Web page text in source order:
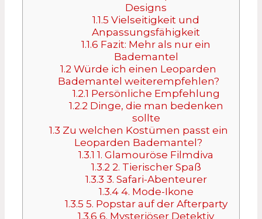
Designs
1.1.5 Vielseitigkeit und
Anpassungsfähigkeit
1.1.6 Fazit: Mehr als nur ein
Bademantel
1.2 Würde ich einen Leoparden
Bademantel weiterempfehlen?
1.2.1 Persönliche Empfehlung
1.2.2 Dinge, die man bedenken
sollte
1.3 Zu welchen Kostümen passt ein
Leoparden Bademantel?
1.3.1 1. Glamouröse Filmdiva
1.3.2 2. Tierischer Spaß
1.3.3 3. Safari-Abenteurer
1.3.44. Mode-Ikone
1.3.5 5. Popstar auf der Afterparty
1.3.6 6. Mysteriöser Detektiv